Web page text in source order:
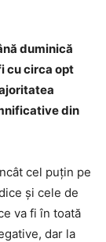
duminică
cu circa opt
din
cel puţin pe
şi cele de
va fi în toată
dar la